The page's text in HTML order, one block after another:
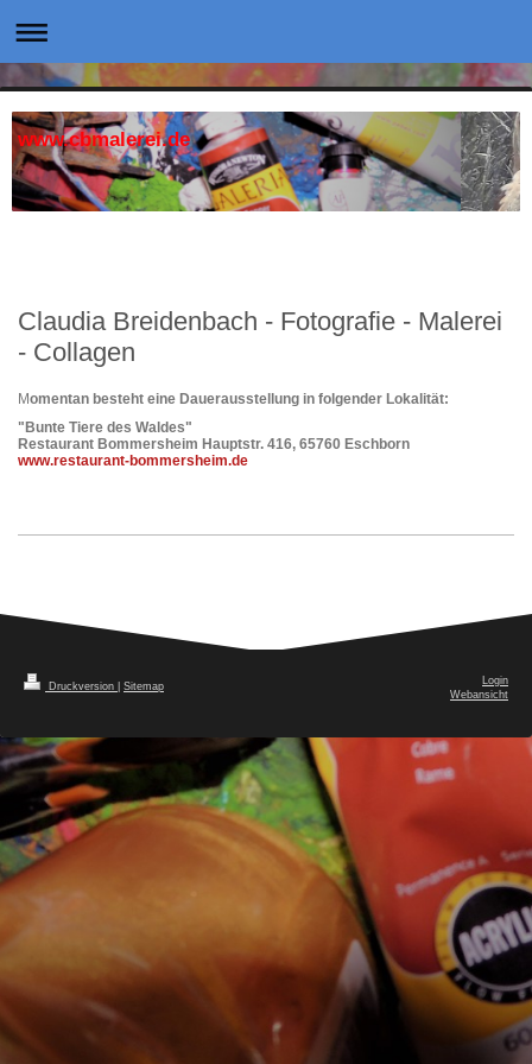
www.cbmalerei.de
Claudia Breidenbach - Fotografie - Malerei
- Collagen
Momentan besteht eine Dauerausstellung in folgender Lokalität:
"Bunte Tiere des Waldes"
Restaurant Bommersheim Hauptstr. 416, 65760 Eschborn
www.restaurant-bommersheim.de
Druckversion Sitemap
Login
Webansicht